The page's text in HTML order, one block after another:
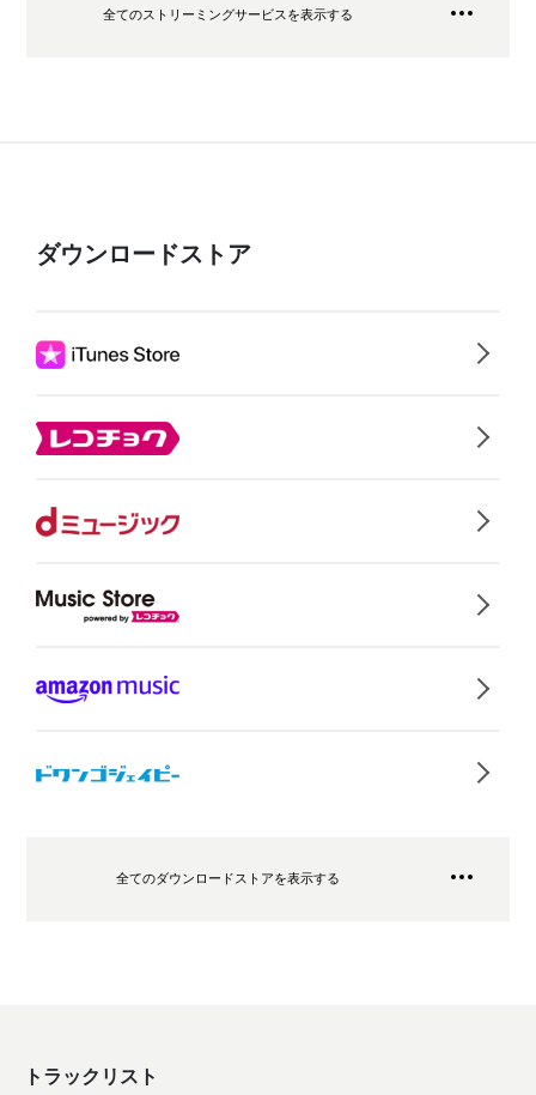
全てのストリーミングサービスを表示する
ダウンロードストア
全てのダウンロードストアを表示する
トラックリスト